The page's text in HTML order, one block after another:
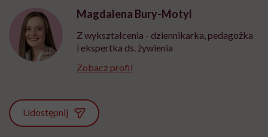
Magdalena Bury-Motyl
Z wykształcenia - dziennikarka, pedagożka
i ekspertka ds. żywienia
Zobacz profil
Udostępnij